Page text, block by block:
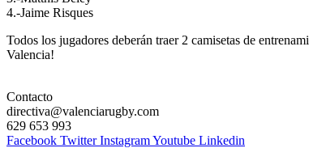
4.-Jaime Risques
Todos los jugadores deberán traer 2 camisetas de
Valencia!
Contacto
directiva@valenciarugby.com
629 653 993
Facebook Twitter InstagramYoutube Linkedin